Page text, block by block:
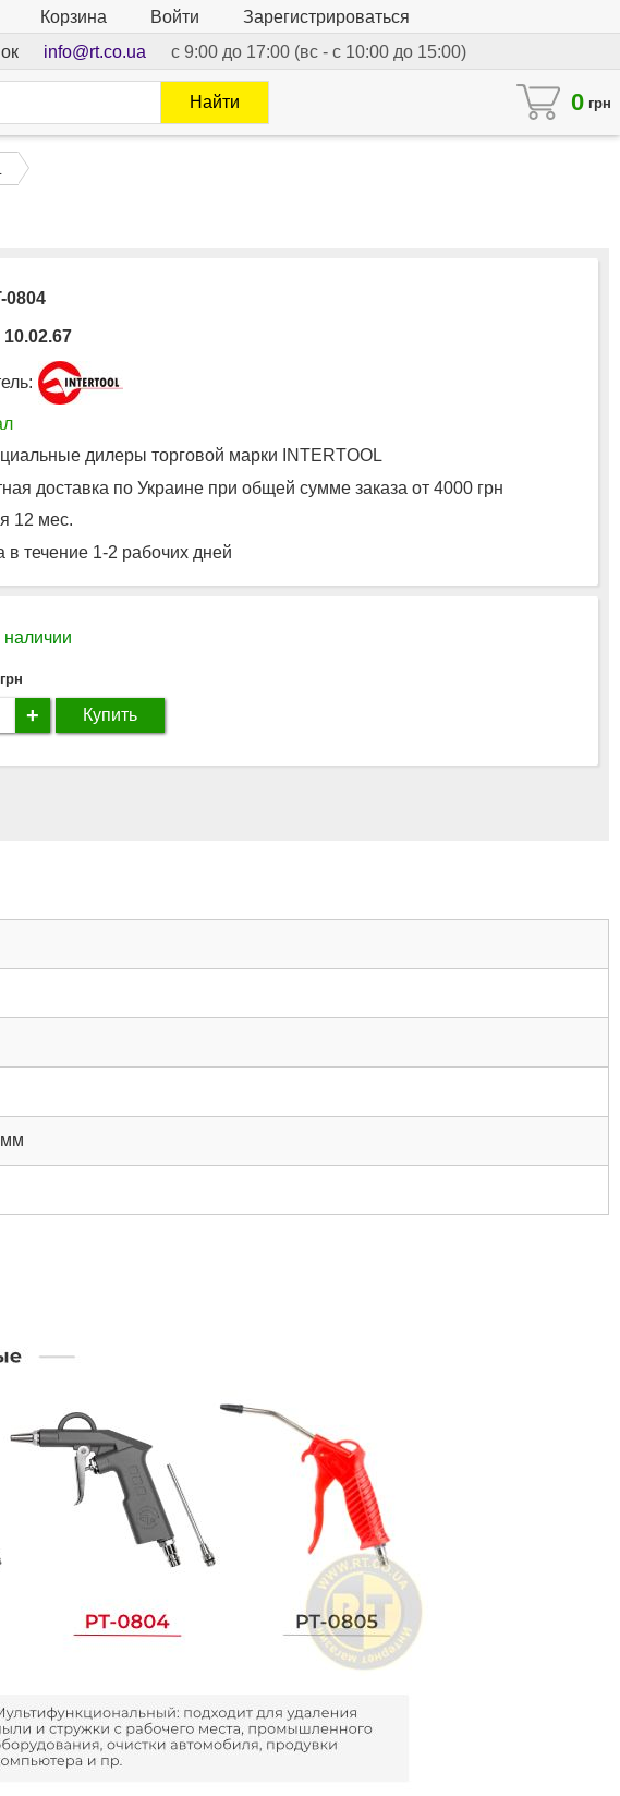
Корзина Войти
Зарегистрироваться
info@rt.co.ua с 9:00 до 17:00 (вс - с 10:00 до 15:00)
0 грн
Найти
0804
10.02.67
дилеры торговой марки INTERTOOL
доставка по Украине при общей сумме заказа от 4000 грн
12 мес.
в течение 1-2 рабочих дней
наличии
грн
+ Купить